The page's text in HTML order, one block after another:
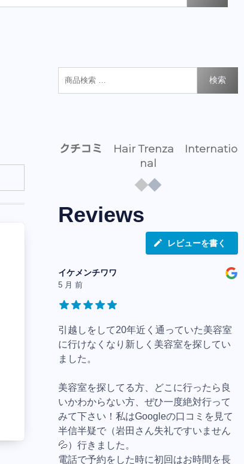
検索
クチコミ Hair Trenza Internatio
nal
Reviews
レビューを書く
イケメンチワワ
5 月 前
引越しをして20年近く通っていた美容室
に行けなくなり新しく美容室を探してい
ました。
美容室を探してる方、どこに行ったら良
いかわからない方、ぜひ一度絶対行って
みて下さい！私はGoogleの口コミを見て
半信半疑で（岩田さん失礼ですいません
💦）行きました。
電話で予約をした時に初回はお時間を長